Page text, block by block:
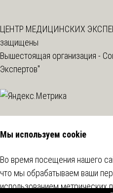
ЦЕНТР МЕДИЦИНСКИХ
защищены
Вышестоящая организация -
Экспертов"
Мы используем cookie
Во время посещения нашего
что мы обрабатываем ваши
использованием метрических